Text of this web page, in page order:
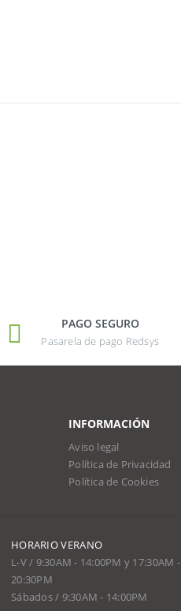
PAGO SEGURO
Pasarela de pago Redsys
INFORMACIÓN
Aviso legal
Política de Privacidad
Política de Cookies
HORARIO VERANO
L-V / 9:30AM - 14:00PM y 17:30AM -
20:30PM
Sábados / 9:30AM - 14:00PM